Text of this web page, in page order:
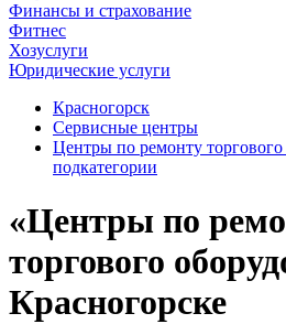
Финансы и страхование
Фитнес
Хозуслуги
Юридические услуги
Красногорск
Сервисные центры
Центры по ремонту торгового
подкатегории
«Центры по
торгового
Красногорске